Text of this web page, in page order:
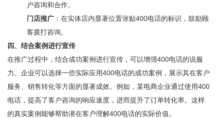
户咨询和合作。
门店推广 ：在实体店内显著位置张贴400电话的标识，鼓励顾
客拨打咨询。
四、结合案例进行宣传
在推广过程中，结合成功案例进行宣传，可以增强400电话的说服
力。企业可以选择一些实际应用400电话的成功案例，展示其在客户
服务、销售转化等方面的显著成效。例如，某电商企业通过使用400
电话，提高了客户咨询的响应速度，进而提升了订单转化率。这样
的真实案例能够帮助潜在客户理解400电话的实际价值。